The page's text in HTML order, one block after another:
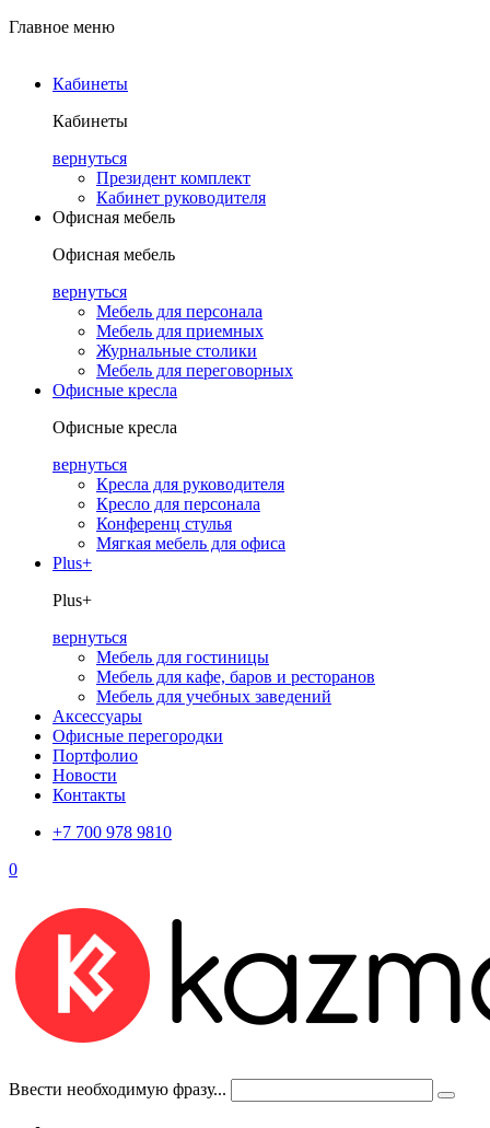
Главное меню
Кабинеты
Кабинеты
вернуться
Президент комплект
Кабинет руководителя
Офисная мебель
Офисная мебель
вернуться
Мебель для персонала
Мебель для приемных
Журнальные столики
Мебель для переговорных
Офисные кресла
Офисные кресла
вернуться
Кресла для руководителя
Кресло для персонала
Конференц стулья
Мягкая мебель для офиса
Plus+
Plus+
вернуться
Мебель для гостиницы
Мебель для кафе, баров и ресторанов
Мебель для учебных заведений
Аксессуары
Офисные перегородки
Портфолио
Новости
Контакты
+7 700 978 9810
0
Ввести необходимую фразу...